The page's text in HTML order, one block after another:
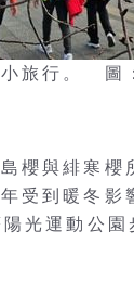
旅行。 圖
櫻與緋寒
受到暖冬
光運動公